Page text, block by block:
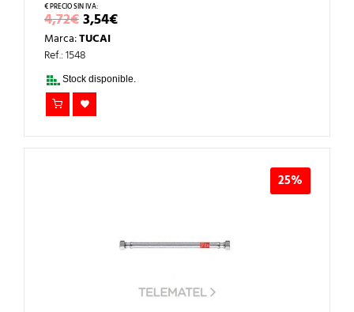
4,72€EL
PRECIO
ORIGINAL
ERA:
4,72€.
3,54€EL
PRECIO
3,54€.
Marca:TUCAI
Ref.: 1548
Stock disponible.
25%